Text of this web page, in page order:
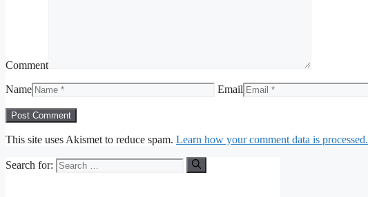
Comment
Name Email
This site uses Akismet to reduce spam. Learn how your comment data is processed.
Search for: